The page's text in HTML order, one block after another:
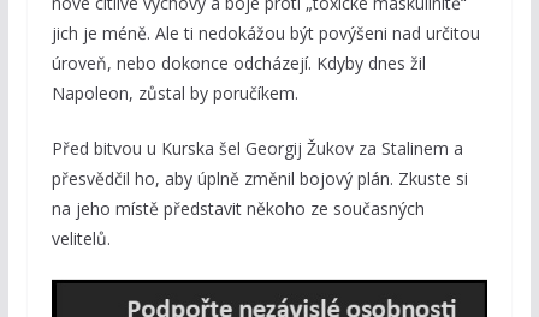
jich je méně. Ale ti nedokážou být povýšeni nad určitou
úroveň, nebo dokonce odcházejí. Kdyby dnes žil
Napoleon, zůstal by poručíkem.
Před bitvou u Kurska šel Georgij Žukov za Stalinem a
přesvědčil ho, aby úplně změnil bojový plán. Zkuste si
na jeho místě představit někoho ze současných
velitelů.